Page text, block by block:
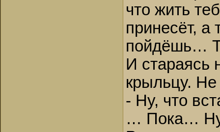
что жить
принесёт,
пойдёшь…
И стараясь
крыльцу.
- Ну, что
… Пока…